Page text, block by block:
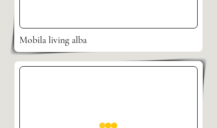
Mobila living alba